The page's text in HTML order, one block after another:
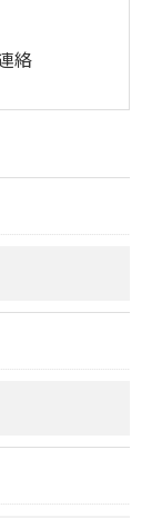
絡